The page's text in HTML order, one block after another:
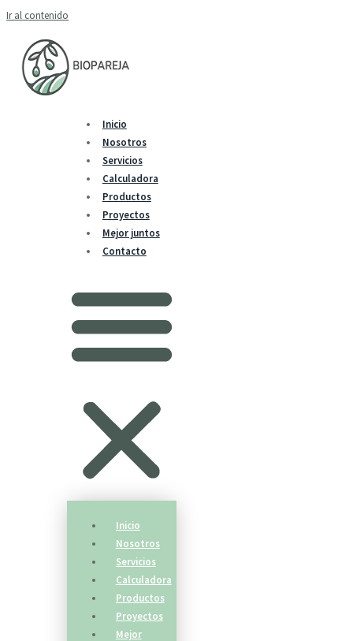
Ir al contenido
Inicio
Nosotros
Servicios
Calculadora
Productos
Proyectos
Mejor juntos
Contacto
Inicio
Nosotros
Servicios
Calculadora
Productos
Proyectos
Mejor